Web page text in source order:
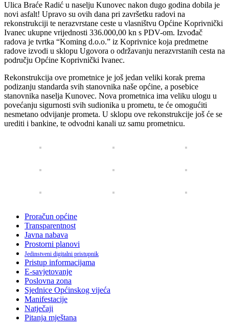
Ulica Braće Radić u naselju Kunovec nakon dugo godina dobila je
novi asfalt! Upravo su ovih dana pri završetku radovi na
rekonstrukciji te nerazvrstane ceste u vlasništvu Općine Koprivnički
Ivanec ukupne vrijednosti 336.000,00 kn s PDV-om. Izvođač
radova je tvrtka “Koming d.o.o.” iz Koprivnice koja predmetne
radove izvodi u sklopu Ugovora o održavanju nerazvrstanih cesta na
području Općine Koprivnički Ivanec.
Rekonstrukcija ove prometnice je još jedan veliki korak prema
podizanju standarda svih stanovnika naše općine, a posebice
stanovnika naselja Kunovec. Nova prometnica ima veliku ulogu u
povećanju sigurnosti svih sudionika u prometu, te će omogućiti
nesmetano odvijanje prometa. U sklopu ove rekonstrukcije još će se
urediti i bankine, te odvodni kanali uz samu prometnicu.
Proračun općine
Transparentnost
Javna nabava
Prostorni planovi
Jedinstveni digitalni pristupnik
Pristup informacijama
E-savjetovanje
Poslovna zona
Sjednice Općinskog vijeća
Manifestacije
Natječaji
Pitanja mještana